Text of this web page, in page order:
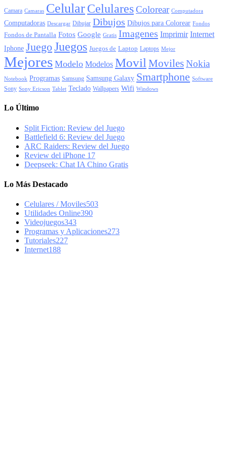
Camara Camaras CelularCelularesColorear Computadora
Computadoras Descargar Dibujar Dibujos Dibujos para Colorear Fondos
Fondos de Pantalla Fotos Google Gratis Imagenes Imprimir Internet
Iphone Juego Juegos Juegos de Laptop Laptops Mejor
Mejores Modelo Modelos Movil MovilesNokia
Notebook Programas Samsung Samsung Galaxy Smartphone Software
Sony Sony Ericson Tablet Teclado Wallpapers Wifi Windows
Lo Último
Split Fiction: Review del Juego
Battlefield 6: Review del Juego
ARC Raiders: Review del Juego
Review del iPhone 17
Deepseek: Chat IA Chino Gratis
Lo Más Destacado
Celulares / Moviles503
Utilidades Online390
Videojuegos343
Programas y Aplicaciones273
Tutoriales227
Internet188